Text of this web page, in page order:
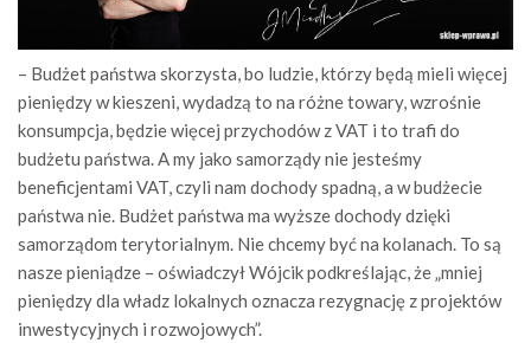
– Budżet państwa skorzysta, bo ludzie, którzy będą mieli więcej
pieniędzy w kieszeni, wydadzą to na różne towary, wzrośnie
konsumpcja, będzie więcej przychodów z VAT i to trafi do
budżetu państwa. A my jako samorządy nie jesteśmy
beneficjentami VAT, czyli nam dochody spadną, a w budżecie
państwa nie. Budżet państwa ma wyższe dochody dzięki
samorządom terytorialnym. Nie chcemy być na kolanach. To są
nasze pieniądze – oświadczył Wójcik podkreślając, że „mniej
pieniędzy dla władz lokalnych oznacza rezygnację z projektów
inwestycyjnych i rozwojowych”.